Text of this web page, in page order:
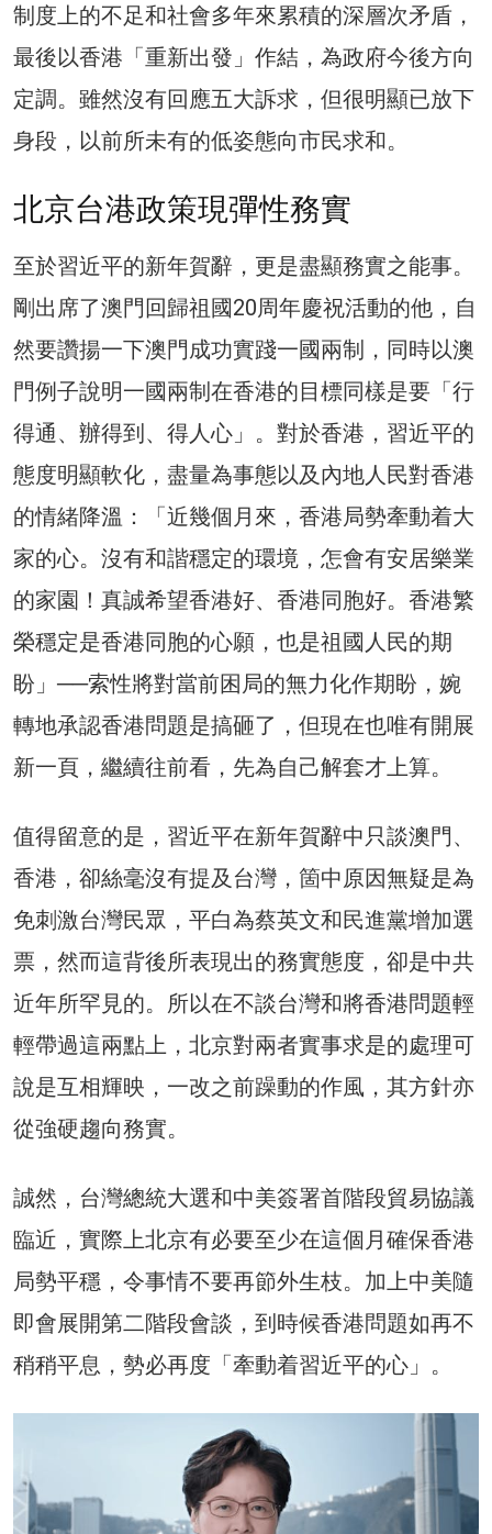
制度上的不足和社會多年來累積的深層次矛盾，
最後以香港「重新出發」作結，為政府今後方向
定調。雖然沒有回應五大訴求，但很明顯已放下
身段，以前所未有的低姿態向市民求和。
北京台港政策現彈性務實
至於習近平的新年賀辭，更是盡顯務實之能事。
剛出席了澳門回歸祖國20周年慶祝活動的他，自
然要讚揚一下澳門成功實踐一國兩制，同時以澳
門例子說明一國兩制在香港的目標同樣是要「行
得通、辦得到、得人心」。對於香港，習近平的
態度明顯軟化，盡量為事態以及內地人民對香港
的情緒降溫：「近幾個月來，香港局勢牽動着大
家的心。沒有和諧穩定的環境，怎會有安居樂業
的家園！真誠希望香港好、香港同胞好。香港繁
榮穩定是香港同胞的心願，也是祖國人民的期
盼」──索性將對當前困局的無力化作期盼，婉
轉地承認香港問題是搞砸了，但現在也唯有開展
新一頁，繼續往前看，先為自己解套才上算。
值得留意的是，習近平在新年賀辭中只談澳門、
香港，卻絲毫沒有提及台灣，箇中原因無疑是為
免刺激台灣民眾，平白為蔡英文和民進黨增加選
票，然而這背後所表現出的務實態度，卻是中共
近年所罕見的。所以在不談台灣和將香港問題輕
輕帶過這兩點上，北京對兩者實事求是的處理可
說是互相輝映，一改之前躁動的作風，其方針亦
從強硬趨向務實。
誠然，台灣總統大選和中美簽署首階段貿易協議
臨近，實際上北京有必要至少在這個月確保香港
局勢平穩，令事情不要再節外生枝。加上中美隨
即會展開第二階段會談，到時候香港問題如再不
稍稍平息，勢必再度「牽動着習近平的心」。